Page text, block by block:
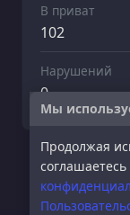
В приват
102
Нарушений
0
Мы
Продолжая
соглашаетесь